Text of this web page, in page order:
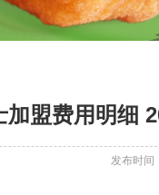
加盟费用明细
发布时间